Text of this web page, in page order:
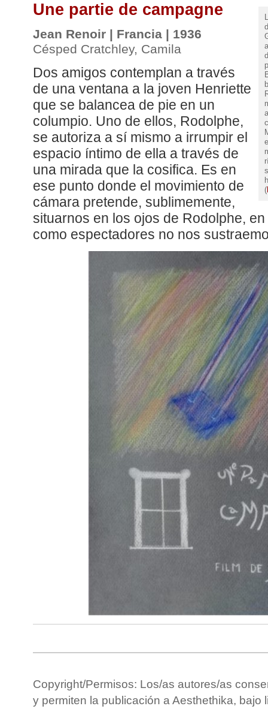
(
Une partie de campagne
Jean Renoir | Francia | 1936
Césped Cratchley, Camila
Dos amigos contemplan a través
de una ventana a la joven Henriette
que se balancea de pie en un
columpio. Uno de ellos, Rodolphe,
se autoriza a sí mismo a irrumpir el
espacio íntimo de ella a través de
una mirada que la cosifica. Es en
ese punto donde el movimiento de
cámara pretende, sublimemente,
situarnos en los ojos de Rodolphe,
como espectadores no nos
Copyright/Permisos: Los/as autores/as
y permiten la publicación a Aesthethika, bajo